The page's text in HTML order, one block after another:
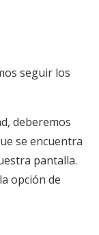
seguir los
deberemos
se encuentra
pantalla.
opción de